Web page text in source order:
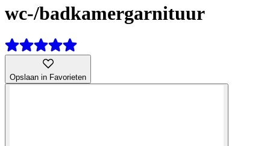
wc-/badkamergarnituur
Opslaan in Favorieten